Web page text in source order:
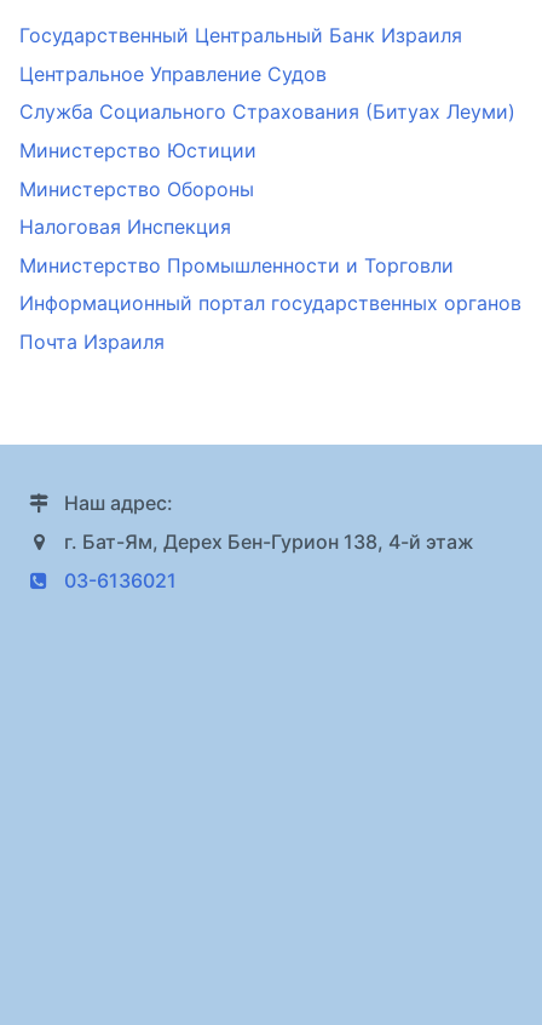
Государственный Центральный Банк Израиля
Центральное Управление Судов
Служба Социального Страхования (Битуах Леуми)
Министерство Юстиции
Министерство Обороны
Налоговая Инспекция
Министерство Промышленности и Торговли
Информационный портал государственных органов
Почта Израиля
Наш адрес:
г. Бат-Ям, Дерех Бен-Гурион 138, 4-й этаж
03-6136021